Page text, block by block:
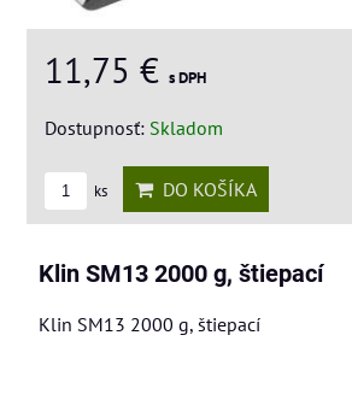
11,75 € s DPH
Dostupnosť: Skladom
ks DO KOŠÍKA
Klin SM13 2000 g, štiepací
Klin SM13 2000 g, štiepací